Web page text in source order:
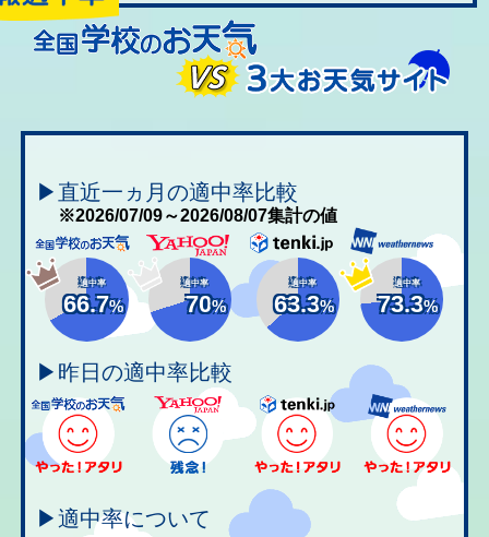
▶直近一ヵ月の適中率比較
※2026/07/09～2026/08/07集計の値
適中率
66.7%
適中率
70%
適中率
63.3%
適中率
73.3%
▶昨日の適中率比較
▶適中率について